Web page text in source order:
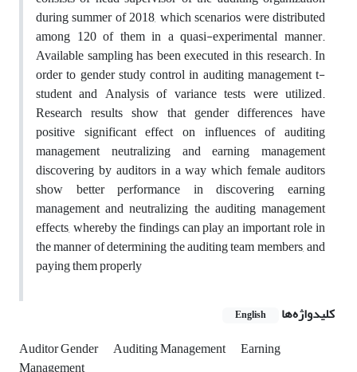
during summer of 2018, which scenarios were distributed
among 120 of them in a quasi-experimental manner.
Available sampling has been executed in this research. In
order to gender study control in auditing management t-
student and Analysis of variance tests were utilized.
Research results show that gender differences have
positive significant effect on influences of auditing
management neutralizing and earning management
discovering by auditors in a way which female auditors
show better performance in discovering earning
management and neutralizing the auditing management
effects, whereby the findings can play an important role in
the manner of determining the auditing team members, and
paying them properly
کلیدواژه‌ها
English
Auditor Gender Auditing Management Earning